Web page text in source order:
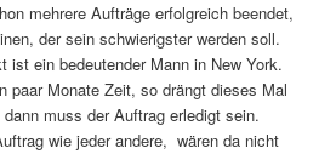
mehrere Aufträge erfolgreich beendet,
der sein schwierigster werden soll.
ist ein bedeutender Mann in New York.
paar Monate Zeit, so drängt dieses Mal
muss der Auftrag erledigt sein.
wie jeder andere, wären da nicht